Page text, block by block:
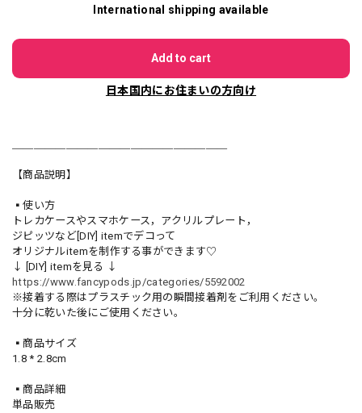
International shipping available
Add to cart
日本国内にお住まいの方向け
【商品説明】
▪️使い方
トレカケースやスマホケース，アクリルプレート，
ジピッツなど[DIY] itemでデコって
オリジナルitemを制作する事ができます♡
↓ [DIY] itemを見る ↓
https://www.fancypods.jp/categories/5592002
※接着する際はプラスチック用の瞬間接着剤をご利用ください。
十分に乾いた後にご使用ください。
▪️商品サイズ
1.8 * 2.8cm
▪️商品詳細
単品販売